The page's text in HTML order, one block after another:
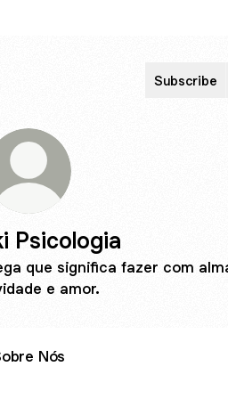
Subscribe
Psicologia
que significa fazer com
e amor.
Nós